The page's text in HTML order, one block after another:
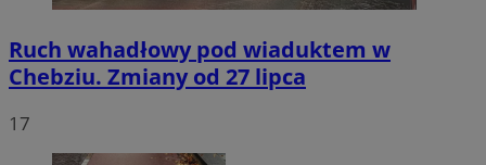
Ruch wahadłowy pod wiaduktem w
Chebziu. Zmiany od 27 lipca
17